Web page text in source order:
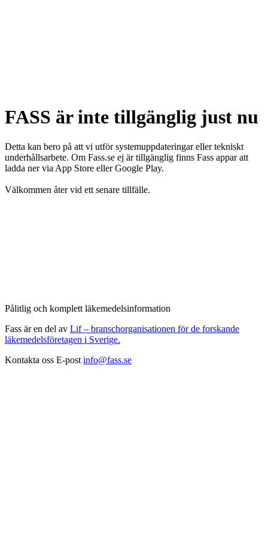
FASS är inte tillgänglig just nu
Detta kan bero på att vi utför systemuppdateringar eller tekniskt
underhållsarbete. Om Fass.se ej är tillgänglig finns Fass appar att
ladda ner via App Store eller Google Play.
Välkommen åter vid ett senare tillfälle.
Pålitlig och komplett läkemedelsinformation
Fass är en del av Lif – branschorganisationen för de forskande
läkemedelsföretagen i Sverige.
Kontakta oss E-post info@fass.se